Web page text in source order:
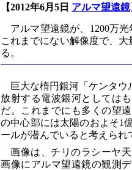
【2012年6月5日 アルマ望遠鏡
アルマ望遠鏡が、1200万
これまでにない解像度で、
る。
巨大な楕円銀河「ケンタ
放射する電波銀河としては
だ。これまでにも多くの望
の中心部には太陽のおよそ1
ールが潜んでいると考えられ
画像は、チリのラシーヤ
画像にアルマ望遠鏡の観測